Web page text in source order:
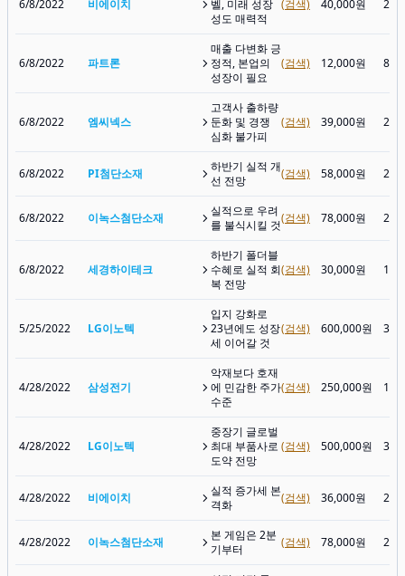
6/8/2022 비에이치
벨, 미래 성장
성도 매력적
(검색) 40,000원
6/8/2022 파트론
매출 다변화 긍
정적, 본업의
성장이 필요
(검색) 12,000원
6/8/2022 엠씨넥스
고객사 출하량
둔화 및 경쟁
심화 불가피
(검색) 39,000원
6/8/2022 PI첨단소재
하반기 실적 개
선 전망
(검색) 58,000원
6/8/2022 이녹스첨단소재
실적으로 우려
를 불식시킬 것(검색) 78,000원
6/8/2022 세경하이테크
하반기 폴더블
수혜로 실적 회
복 전망
(검색) 30,000원
5/25/2022 LG이노텍
입지 강화로
23년에도 성장
세 이어갈 것
(검색) 600,000원
4/28/2022 삼성전기
악재보다 호재
에 민감한 주가
수준
(검색) 250,000원
4/28/2022 LG이노텍
중장기 글로벌
최대 부품사로
도약 전망
(검색) 500,000원
4/28/2022 비에이치
실적 증가세 본
격화
(검색) 36,000원
4/28/2022 이녹스첨단소재
본 게임은 2분
기부터
(검색) 78,000원